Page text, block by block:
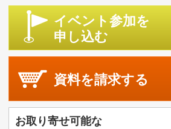
イベント参加を
申し込む
資料を請求する
お取り寄せ可能な